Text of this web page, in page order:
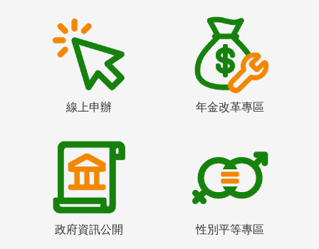
線上申辦 年金改革專區
政府資訊公開 性別平等專區